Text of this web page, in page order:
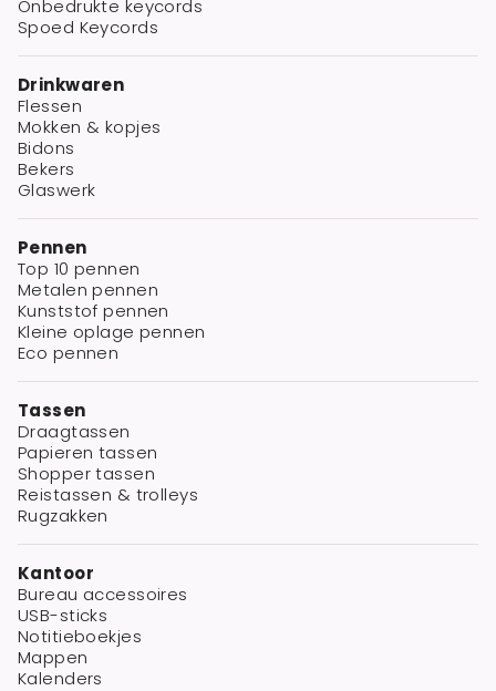
Onbedrukte keycords
Spoed Keycords
Drinkwaren
Flessen
Mokken & kopjes
Bidons
Bekers
Glaswerk
Pennen
Top 10 pennen
Metalen pennen
Kunststof pennen
Kleine oplage pennen
Eco pennen
Tassen
Draagtassen
Papieren tassen
Shopper tassen
Reistassen & trolleys
Rugzakken
Kantoor
Bureau accessoires
USB-sticks
Notitieboekjes
Mappen
Kalenders